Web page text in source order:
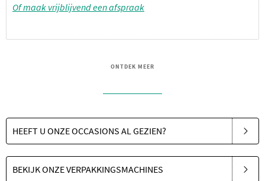
Of maak vrijblijvend een afspraak
ONTDEK MEER
HEEFT U ONZE OCCASIONS AL GEZIEN?
BEKIJK ONZE VERPAKKINGSMACHINES